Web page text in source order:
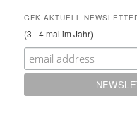
GFK AKTUELL
(3 - 4 mal im Jahr)